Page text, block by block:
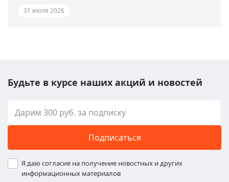
31 июля 2026
Будьте в курсе наших акций и новостей
Подписаться
Я даю согласие на получение новостных и других
информационных материалов